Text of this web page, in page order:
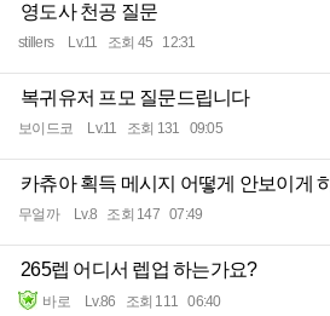
영도사 천공 질문
stillers Lv.11 조회 45 12:31
복귀유저 프모 질문드립니다
보이드코 Lv.11 조회 131 09:05
카츄아 획득 메시지 어떻게 안보이게
무얼까 Lv.8 조회 147 07:49
265렙 어디서 렙업 하는가요?
바로 Lv.86 조회 111 06:40